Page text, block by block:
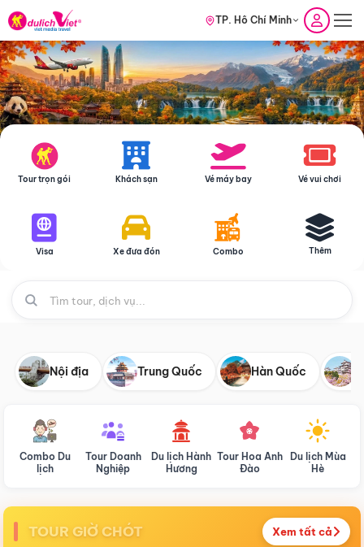
TP. Hồ Chí Minh
Tour trọn gói Khách sạn Vé máy bay Vé vui chơi
Visa Xe đưa đón Combo Thêm
Nội địa Trung Quốc Hàn Quốc
Combo Du
lịch
Tour Doanh
Nghiệp
Du lịch Hành
Hương
Tour Hoa Anh
Đào
Du lịch Mùa
Hè
TOUR GIỜ CHÓT Xem tất cả
Điểm nổi bật